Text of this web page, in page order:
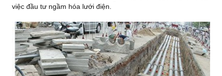
việc đầu tư ngầm hóa lưới điện.